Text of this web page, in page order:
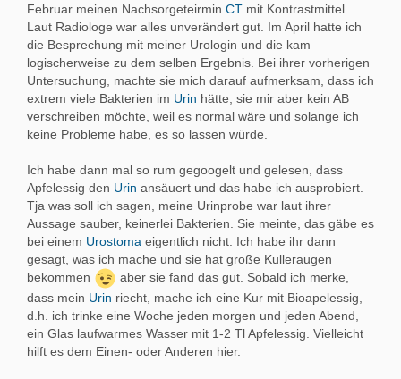
Februar meinen Nachsorgeteirmin CT mit Kontrastmittel.
Laut Radiologe war alles unverändert gut. Im April hatte ich
die Besprechung mit meiner Urologin und die kam
logischerweise zu dem selben Ergebnis. Bei ihrer vorherigen
Untersuchung, machte sie mich darauf aufmerksam, dass ich
extrem viele Bakterien im Urin hätte, sie mir aber kein AB
verschreiben möchte, weil es normal wäre und solange ich
keine Probleme habe, es so lassen würde.
Ich habe dann mal so rum gegoogelt und gelesen, dass
Apfelessig den Urin ansäuert und das habe ich ausprobiert.
Tja was soll ich sagen, meine Urinprobe war laut ihrer
Aussage sauber, keinerlei Bakterien. Sie meinte, das gäbe es
bei einem Urostoma eigentlich nicht. Ich habe ihr dann
gesagt, was ich mache und sie hat große Kulleraugen
bekommen
aber sie fand das gut. Sobald ich merke,
dass mein Urin riecht, mache ich eine Kur mit Bioapelessig,
d.h. ich trinke eine Woche jeden morgen und jeden Abend,
ein Glas laufwarmes Wasser mit 1-2 Tl Apfelessig. Vielleicht
hilft es dem Einen- oder Anderen hier.